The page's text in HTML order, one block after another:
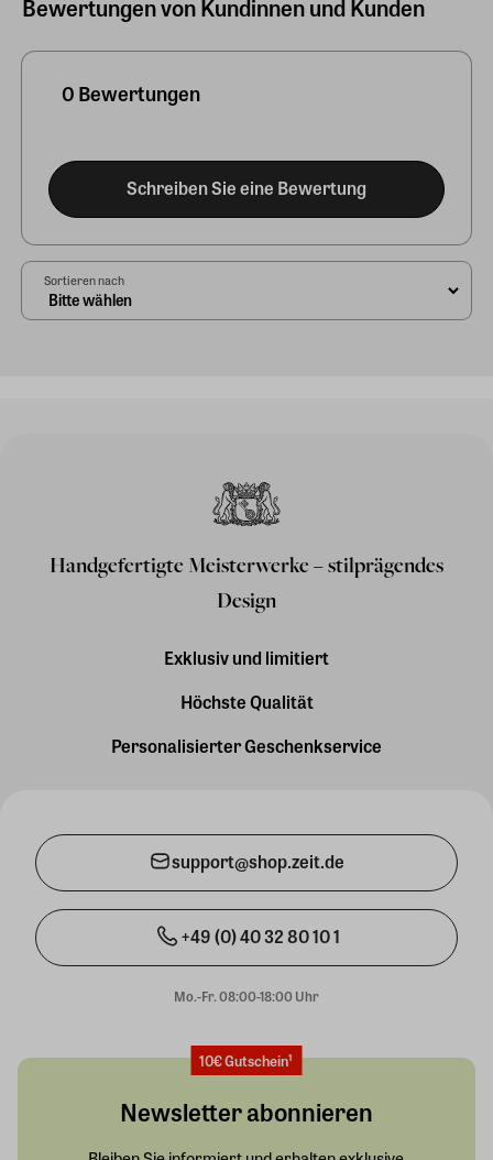
Bewertungen von Kundinnen und Kunden
0 Bewertungen
Schreiben Sie eine Bewertung
Sortieren nach
Handgefertigte Meisterwerke – stilprägendes
Design
Exklusiv und limitiert
Höchste Qualität
Personalisierter Geschenkservice
support@shop.zeit.de
+49 (0) 40 32 80 10 1
Mo.-Fr. 08:00-18:00 Uhr
10€ Gutschein¹
Newsletter abonnieren